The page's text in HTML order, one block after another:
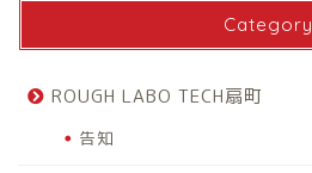
Category
ROUGH LABO TECH扇町
告知